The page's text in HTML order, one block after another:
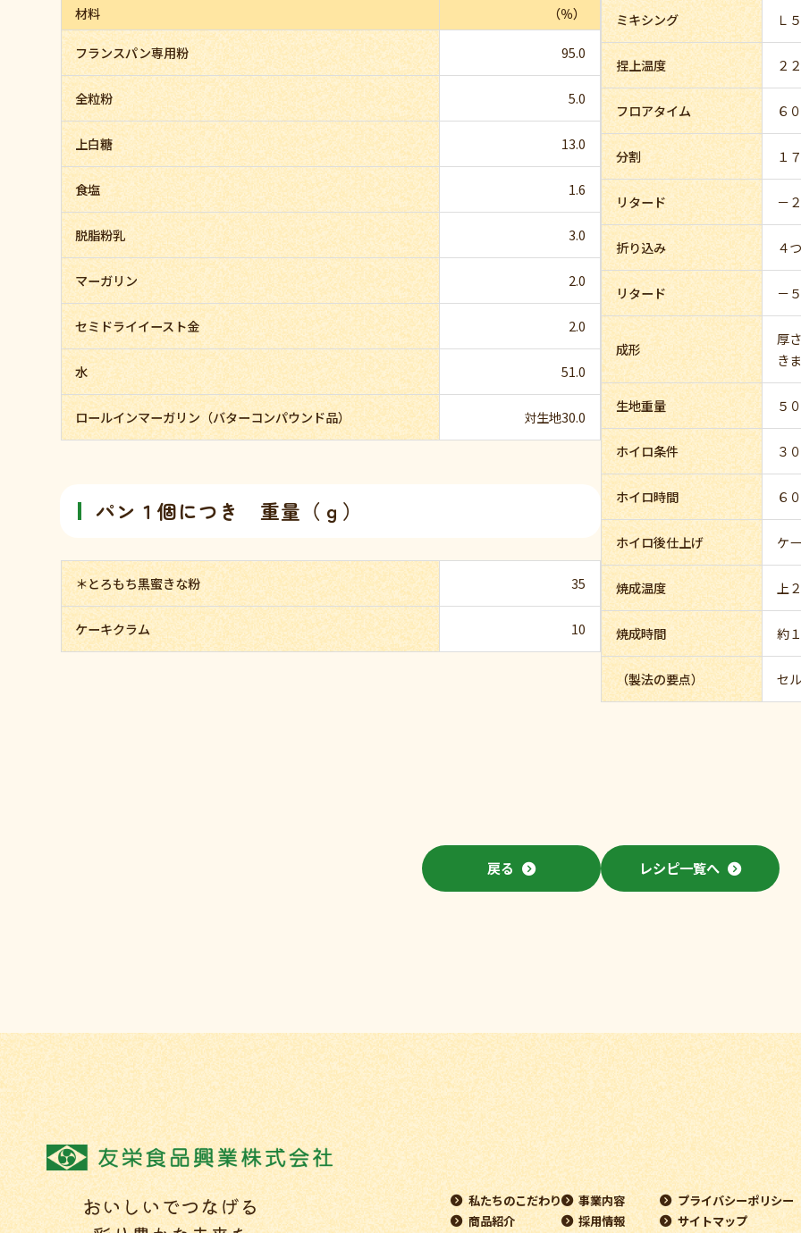
材料 （％）
フランスパン専用粉 95.0
全粒粉 5.0
上白糖 13.0
食塩 1.6
脱脂粉乳 3.0
マーガリン 2.0
セミドライイースト金 2.0
水 51.0
ロールインマーガリン（バターコンパウンド品） 対生地30.0
パン１個につき 重量（ｇ）
＊とろもち黒蜜きな粉 35
ケーキクラム 10
ミキシング Ｌ
捏上温度 ２
フロアタイム ６
分割 １
リタード －
折り込み ４
リタード －
成形
厚
き
生地重量 ５
ホイロ条件 ３
ホイロ時間 ６
ホイロ後仕上げ ケ
焼成温度 上
焼成時間 約
（製法の要点） セ
戻る レシピ一覧へ
おいしいでつなげる
私たちのこだわり
商品紹介
事業内容
採用情報
プライバシーポリシー
サイトマップ